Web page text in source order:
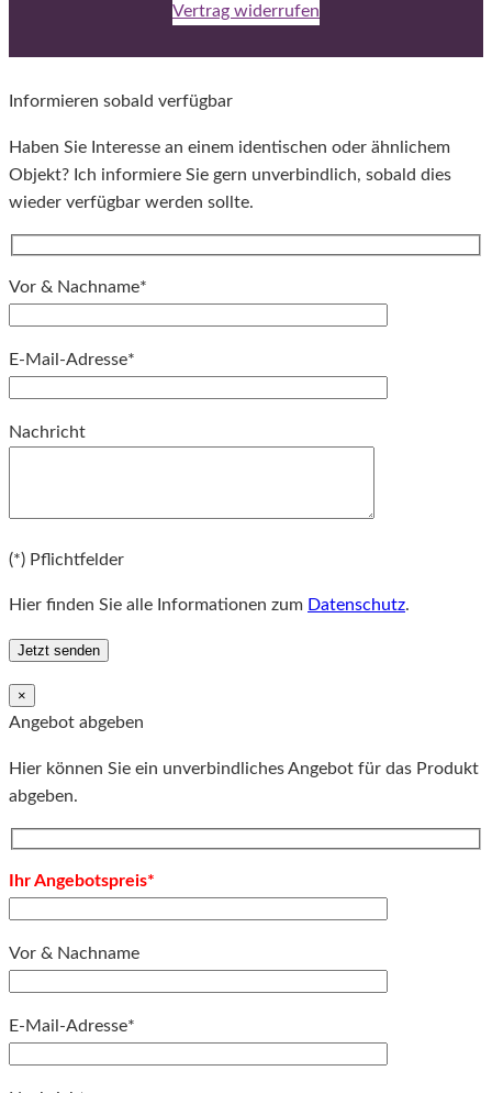
Vertrag widerrufen
Informieren sobald verfügbar
Haben Sie Interesse an einem identischen oder ähnlichem
Objekt? Ich informiere Sie gern unverbindlich, sobald dies
wieder verfügbar werden sollte.
Vor & Nachname*
E-Mail-Adresse*
Nachricht
(*) Pflichtfelder
Hier finden Sie alle Informationen zum Datenschutz.
×
Angebot abgeben
Hier können Sie ein unverbindliches Angebot für das Produkt
abgeben.
Ihr Angebotspreis*
Vor & Nachname
E-Mail-Adresse*